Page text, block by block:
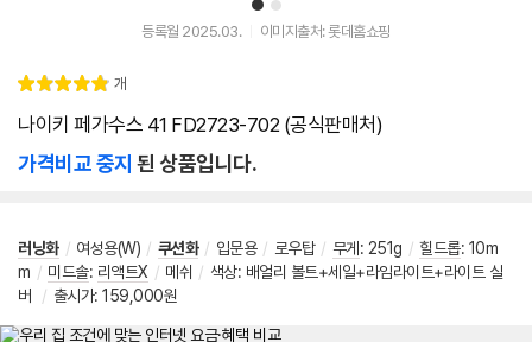
1 2
등록월 2025.03. 이미지출처: 롯데홈쇼핑
별
점
4.
리
개
나이키 페가수스 41 FD2723-702 (공식판매처)
가격비교 중지 된 상품입니다.
러닝화 / 여성용(W) / 쿠션화 / 입문용 / 로우탑 / 무게 : 251g / 힐드롭: 10m
m / 미드솔: 리액트X / 메쉬 / 색상: 배얼리 볼트+세일+라임라이트+라이트 실
버
/ 출시가: 159,000원